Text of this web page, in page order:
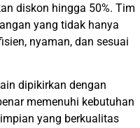
diskon hingga 50%. Tim
yang tidak hanya
nyaman, dan sesuai
dipikirkan dengan
memenuhi kebutuhan
yang berkualitas